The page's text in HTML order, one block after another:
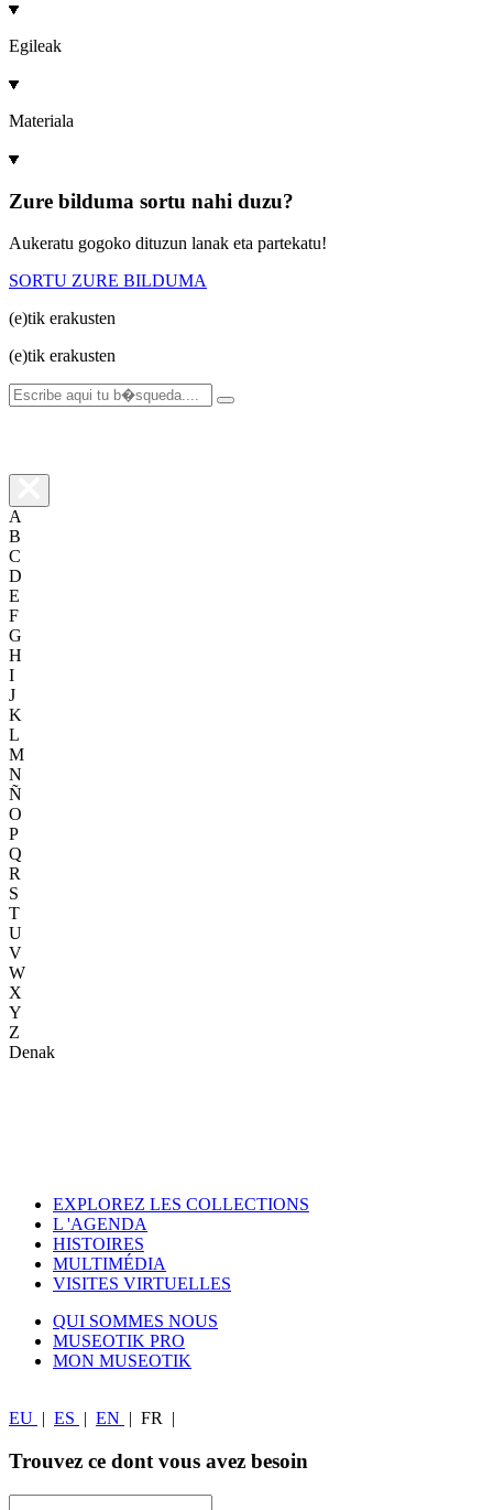
Egileak
Materiala
Zure bilduma sortu nahi duzu?
Aukeratu gogoko dituzun lanak eta partekatu!
SORTU ZURE BILDUMA
(e)tik erakusten
(e)tik erakusten
A
B
C
D
E
F
G
H
I
J
K
L
M
N
Ñ
O
P
Q
R
S
T
U
V
W
X
Y
Z
Denak
EXPLOREZ LES COLLECTIONS
L 'AGENDA
HISTOIRES
MULTIMÉDIA
VISITES VIRTUELLES
QUI SOMMES NOUS
MUSEOTIK PRO
MON MUSEOTIK
EU ES EN FR
Trouvez ce dont vous avez besoin